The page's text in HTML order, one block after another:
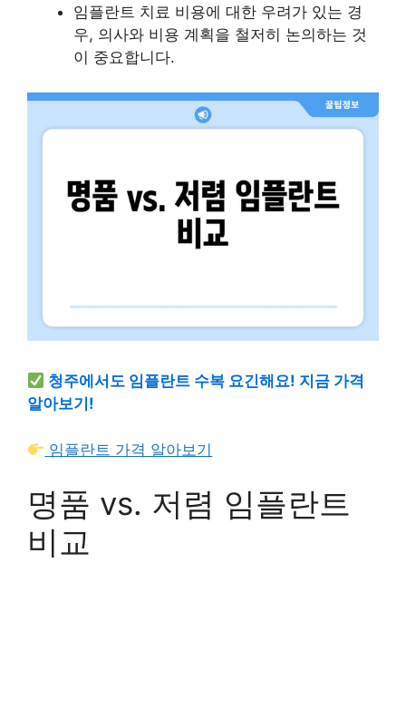
임플란트 치료 비용에 대한 우려가 있는 경
우, 의사와 비용 계획을 철저히 논의하는 것
이 중요합니다.
청주에서도 임플란트 수복 요긴해요! 지금 가격
알아보기!
임플란트 가격 알아보기
명품 vs. 저렴 임플란트
비교